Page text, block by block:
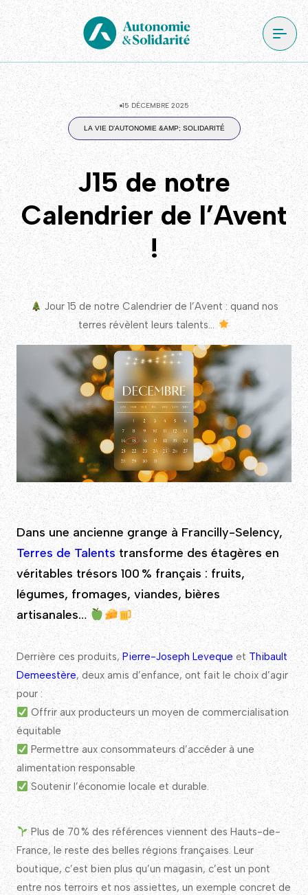
15 DÉCEMBRE 2025
LA VIE D'AUTONOMIE &AMP; SOLIDARITÉ
J15 de notre
Calendrier de l’Avent
!
Jour 15 de notre Calendrier de l’Avent : quand nos
terres révèlent leurs talents…
Dans une ancienne grange à Francilly-Selency,
Terres de Talentstransforme des étagères en
véritables trésors 100 % français : fruits,
légumes, fromages, viandes, bières
artisanales…
Derrière ces produits, Pierre-Joseph Levequeet Thibault
Demeestère, deux amis d’enfance, ont fait le choix d’agir
pour :
Offrir aux producteurs un moyen de commercialisation
équitable
Permettre aux consommateurs d’accéder à une
alimentation responsable
Soutenir l’économie locale et durable.
Plus de 70 % des références viennent des Hauts-de-
France, le reste des belles régions françaises. Leur
boutique, c’est bien plus qu’un magasin, c’est un pont
entre nos terroirs et nos assiettes, un exemple concret de